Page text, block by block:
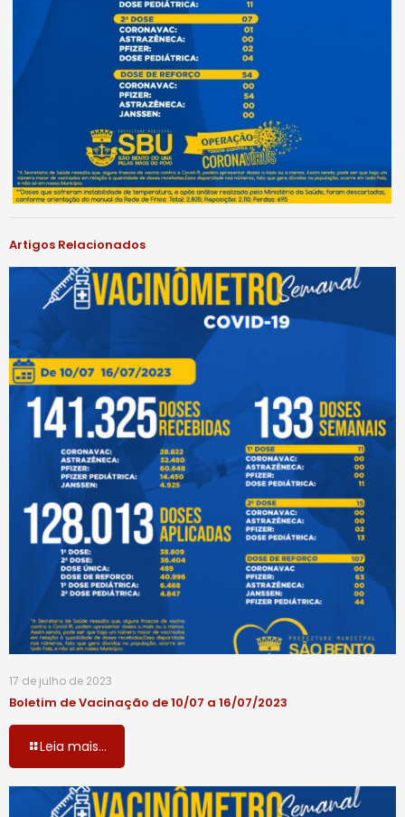
Artigos Relacionados
17 de julho de 2023
Boletim de Vacinação de 10/07 a 16/07/2023
Leia mais...